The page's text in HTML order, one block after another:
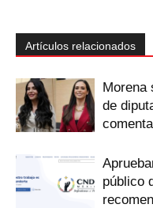
Artículos relacionados
Morena
de
público